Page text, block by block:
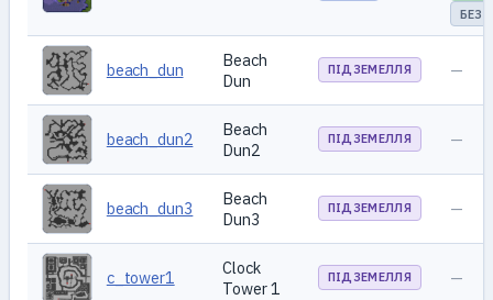
БЕЗ
beach_dun
Beach
Dun
ПІДЗЕМЕЛЛЯ —
beach_dun2
Beach
Dun2
ПІДЗЕМЕЛЛЯ —
beach_dun3
Beach
Dun3
ПІДЗЕМЕЛЛЯ —
c_tower1
Clock
Tower 1
ПІДЗЕМЕЛЛЯ —